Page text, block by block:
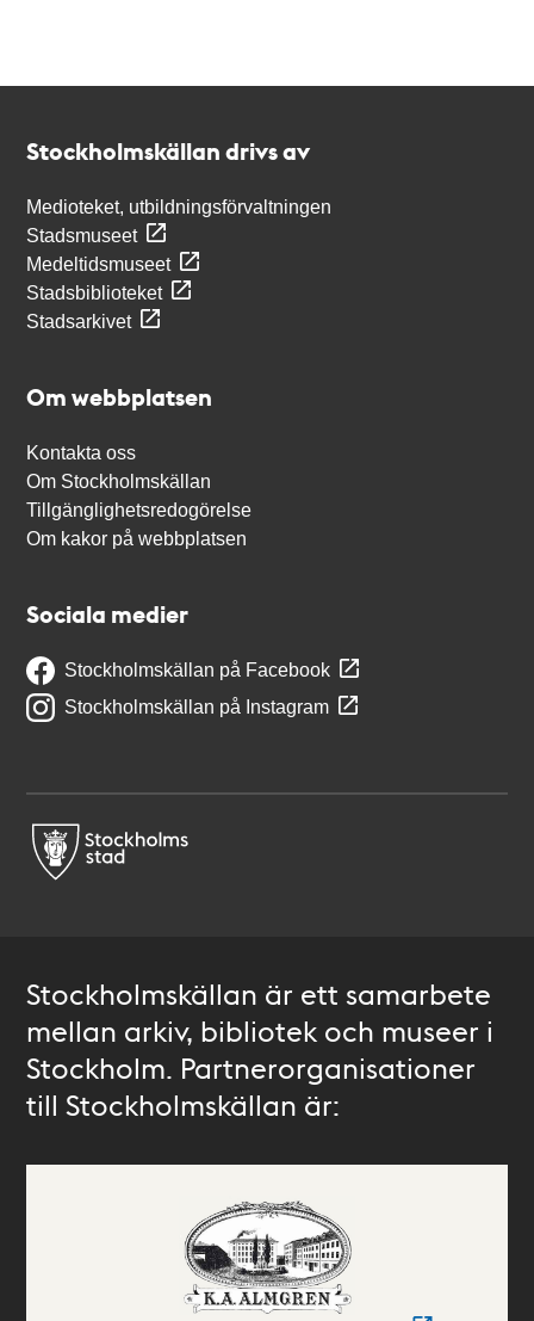
Stockholmskällan drivs av
Medioteket, utbildningsförvaltningen
Stadsmuseet
Medeltidsmuseet
Stadsbiblioteket
Stadsarkivet
Om webbplatsen
Kontakta oss
Om Stockholmskällan
Tillgänglighetsredogörelse
Om kakor på webbplatsen
Sociala medier
Stockholmskällan på Facebook
Stockholmskällan på Instagram
Stockholmskällan är ett samarbete
mellan arkiv, bibliotek och museer i
Stockholm. Partnerorganisationer
till Stockholmskällan är: